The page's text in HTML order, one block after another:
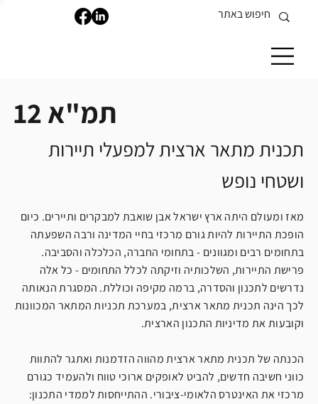
תמ"א 12
תכנית מתאר ארצית למפעלי תיירות
ושטחי נופש
מאז ומעולם היתה ארץ ישראל אבן שואבת למבקרים ותיירים. כיום
הופכת התיירות להיות גורם מרכזי בחיי המדינה ורבה השפעתה
בתחומים רבים ומגוונים - בתחומי החברה, הכלכלה והסביבה.
פרישת התיירות, השלכותיה וזיקתה לכלל התחומים - כל אלה
נדרשים לתכנון והסדרה, ברמה מקיפה וכוללת. המסגרת הנאותה
לכך הינה תכנית מתאר ארצית, במערכת תכניות המתאר המכוונות
וקובעות את מדיניות התכנון הארצית.
הכנתה של תכנית מתאר ארצית מהווה הזדמנות ואתגר להתוות
כווני חשיבה חדשים, להביט לאופקים ארוכי טווח ולהעמיד כגורם
מרכזי את האינטרס הלאומי-ציבורי. ההתייחסות לממדי התכנון: